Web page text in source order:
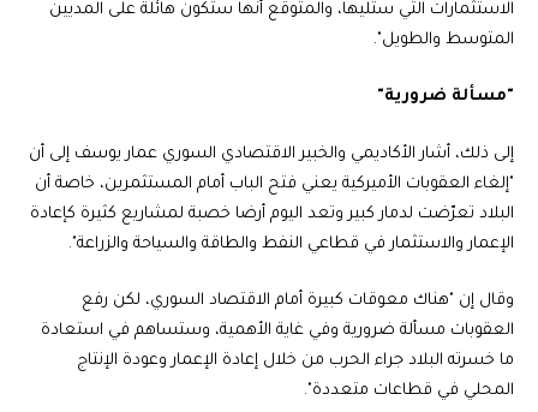
الاستثمارات التي ستليها، والمتوقع أنها ستكون هائلة على المديين
المتوسط والطويل".
"مسألة ضرورية"
إلى ذلك، أشار الأكاديمي والخبير الاقتصادي السوري عمار يوسف إلى أن
"إلغاء العقوبات الأميركية يعني فتح الباب أمام المستثمرين، خاصة أن
البلاد تعرّضت لدمار كبير وتعد اليوم أرضا خصبة لمشاريع كثيرة كإعادة
الإعمار والاستثمار في قطاعي النفط والطاقة والسياحة والزراعة".
وقال إن "هناك معوقات كبيرة أمام الاقتصاد السوري، لكن رفع
العقوبات مسألة ضرورية وفي غاية الأهمية، وستساهم في استعادة
ما خسرته البلاد جراء الحرب من خلال إعادة الإعمار وعودة الإنتاج
المحلي في قطاعات متعددة".